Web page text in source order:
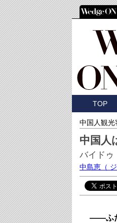
TOP
中国人観光
中国人
バイド
中島恵 （
――ふ